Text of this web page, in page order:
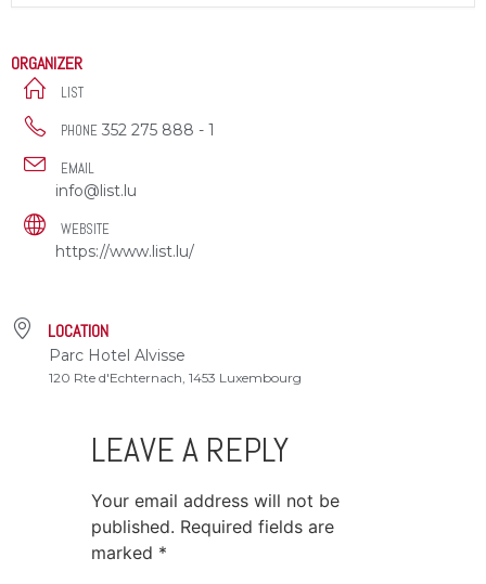
ORGANIZER
LIST
PHONE 352 275 888 - 1
EMAIL
info@list.lu
WEBSITE
https://www.list.lu/
LOCATION
Parc Hotel Alvisse
120 Rte d'Echternach, 1453 Luxembourg
LEAVE A REPLY
Your email address will not be
published. Required fields are
marked *